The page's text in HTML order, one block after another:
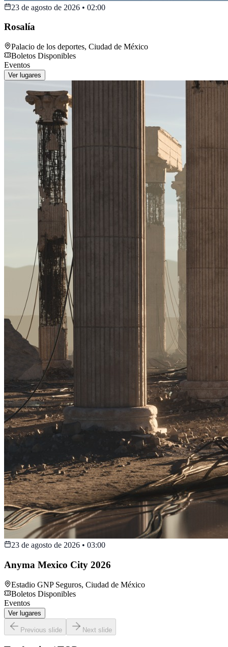
23 de agosto de 2026 • 02:00
Rosalía
Palacio de los deportes, Ciudad de México
Boletos Disponibles
Eventos
Ver lugares
23 de agosto de 2026 • 03:00
Anyma Mexico City 2026
Estadio GNP Seguros, Ciudad de México
Boletos Disponibles
Eventos
Ver lugares
Previous slide Next slide